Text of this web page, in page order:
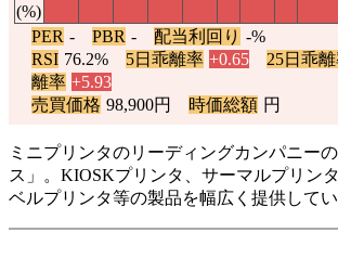
(%)
PER - PBR - 配当利回り -%
RSI 76.2% 5日乖離率 +0.65 25日乖
離率 +5.93
売買価格 98,900円 時価総額 円
ミニプリンタのリーディングカンパニー
ス」。KIOSKプリンタ、サーマルプリン
ベルプリンタ等の製品を幅広く提供して